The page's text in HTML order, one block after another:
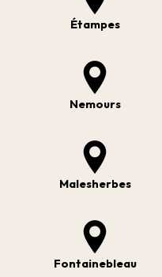
Étampes
Nemours
Malesherbes
Fontainebleau